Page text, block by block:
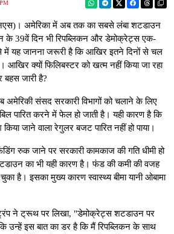
अमेरिका में अब तक का सबसे लंबा शटडाउन
के 39वें दिन भी रिपब्लिकन और डेमोक्रेट्स एक-
यह जानना जरूरी है कि आखिर इतने दिनों से चल
क्यों फिलिबस्टर को खत्म नहीं किया जा रहा
जारी है?
अमेरिकी संसद सरकारी विभागों को चलाने के लिए
पारित करने में फेल हो जाती है। यही कारण है कि
जाने वाला रेगुलर बजट पारित नहीं हो पाया।
रुक जाने पर सरकारी कामकाज की गति धीमी हो
का भी यही कारण है। फंड की कमी की वजह
है। इसका मुख्य कारण स्वास्थ्य बीमा यानी ओबामा
ट्रंप ने ट्रूथ पर लिखा, "डेमोक्रेट्स शटडाउन पर
उन्हें इस बात का डर है कि मैं रिपब्लिकन के साथ